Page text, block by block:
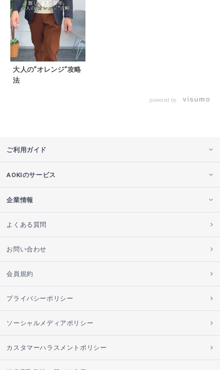
大人の”オレンジ”攻略
法
powered by
ご利用ガイド
AOKIのサービス
企業情報
よくある質問
お問い合わせ
会員規約
プライバシーポリシー
ソーシャルメディアポリシー
カスタマーハラスメントポリシー